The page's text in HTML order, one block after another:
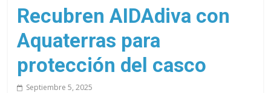
de
cruceros
un
solo
sitio
Recubren AIDAdiva con
Aquaterras para
protección del casco
Septiembre 5, 2025